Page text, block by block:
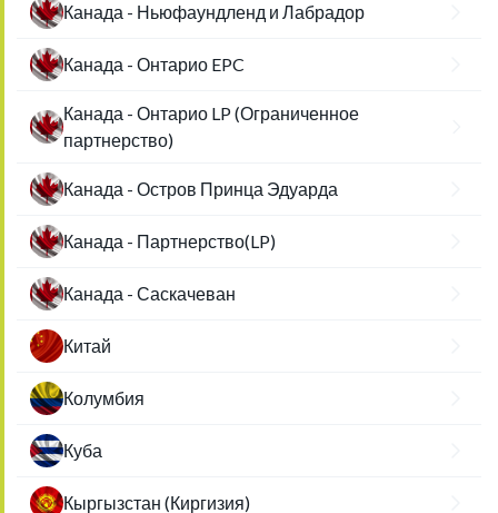
Канада - Ньюфаундленд и Лабрадор
Канада - Онтарио EPC
Канада - Онтарио LP (Ограниченное
партнерство)
Канада - Остров Принца Эдуарда
Канада - Партнерство(LP)
Канада - Саскачеван
Китай
Колумбия
Куба
Кыргызстан (Киргизия)